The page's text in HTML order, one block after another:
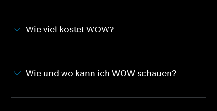
Wie viel kostet WOW?
Wie und wo kann ich WOW schauen?